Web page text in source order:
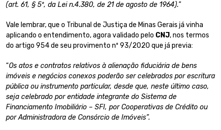
(art. 61, § 5º, da Lei n.4.380, de 21 de agosto de 1964).”
Vale lembrar, que o Tribunal de Justiça de Minas Gerais já vinha
aplicando o entendimento, agora validado pelo CNJ, nos termos
do artigo 954 de seu provimento nº 93/2020 que já previa:
“Os atos e contratos relativos à alienação fiduciária de bens
imóveis e negócios conexos poderão ser celebrados por escritura
pública ou instrumento particular, desde que, neste último caso,
seja celebrado por entidade integrante do Sistema de
Financiamento Imobiliário – SFI, por Cooperativas de Crédito ou
por Administradora de Consórcio de Imóveis”.